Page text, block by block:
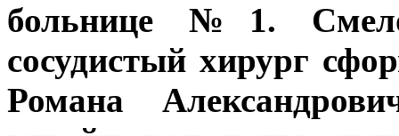
больнице №1.
сосудистый хирург
Романа